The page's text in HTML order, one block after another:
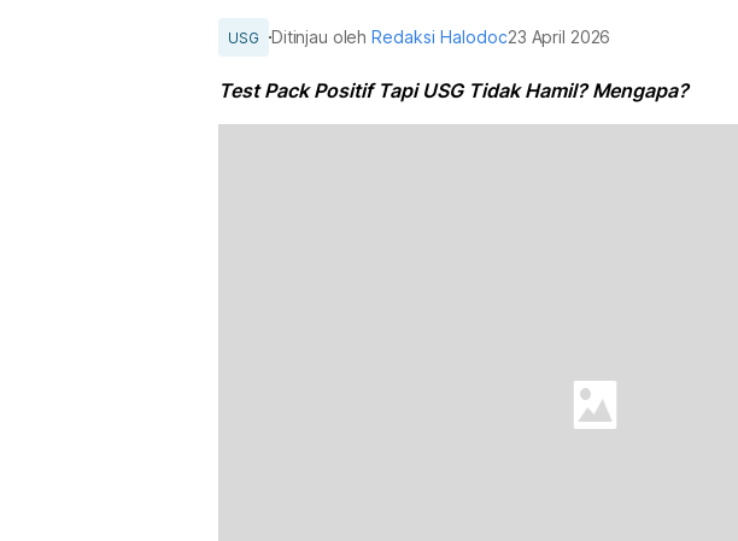
USG Ditinjau olehRedaksi Halodoc23 April 2026
Test Pack Positif Tapi USG Tidak Hamil? Mengapa?